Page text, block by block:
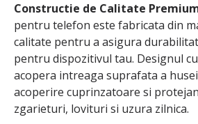
Constructie de Calitate
pentru telefon este fabricata din
calitate pentru a asigura
pentru dispozitivul tau. Designul
acopera intreaga suprafata a
acoperire cuprinzatoare si
zgarieturi, lovituri si uzura zilnica.